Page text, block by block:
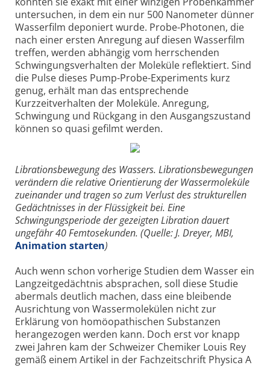
untersuchen, in dem ein nur 500 Nanometer dünner
Wasserfilm deponiert wurde. Probe-Photonen, die
nach einer ersten Anregung auf diesen Wasserfilm
treffen, werden abhängig vom herrschenden
Schwingungsverhalten der Moleküle reflektiert. Sind
die Pulse dieses Pump-Probe-Experiments kurz
genug, erhält man das entsprechende
Kurzzeitverhalten der Moleküle. Anregung,
Schwingung und Rückgang in den Ausgangszustand
können so quasi gefilmt werden.
Librationsbewegung des Wassers. Librationsbewegungen
verändern die relative Orientierung der Wassermoleküle
zueinander und tragen so zum Verlust des strukturellen
Gedächtnisses in der Flüssigkeit bei. Eine
Schwingungsperiode der gezeigten Libration dauert
ungefähr 40 Femtosekunden. (Quelle: J. Dreyer, MBI,
Animation starten)
Auch wenn schon vorherige Studien dem Wasser ein
Langzeitgedächtnis absprachen, soll diese Studie
abermals deutlich machen, dass eine bleibende
Ausrichtung von Wassermolekülen nicht zur
Erklärung von homöopathischen Substanzen
herangezogen werden kann. Doch erst vor knapp
zwei Jahren kam der Schweizer Chemiker Louis Rey
gemäß einem Artikel in der Fachzeitschrift Physica A